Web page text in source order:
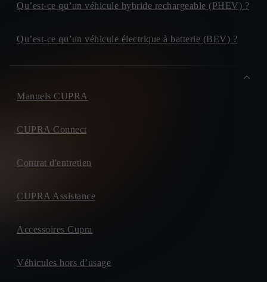
Qu’est-ce qu’un véhicule hybride rechargeable (PHEV) ?
Qu’est-ce qu’un véhicule électrique à batterie (BEV) ?
Manuels CUPRA
CUPRA Connect
Contrat d'entretien
CUPRA Assistance
Accessoires Cupra
Véhicules hors d’usage